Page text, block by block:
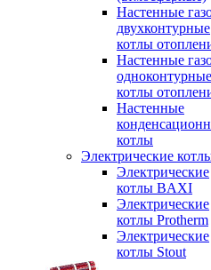
Настенные
двухконтурные
котлы
Настенные
одноконтурные
котлы
Настенные
котлы
Электрические
Электрические
котлы BAXI
Электрические
котлы Protherm
Электрические
котлы Stout